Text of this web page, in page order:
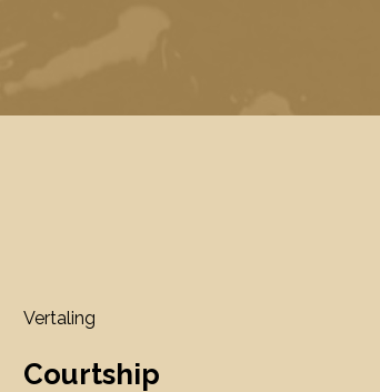
Vertaling
Courtship